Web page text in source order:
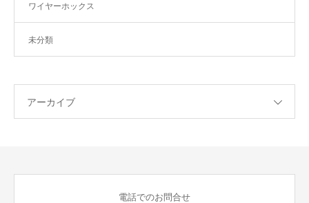
ワイヤーホックス
未分類
アーカイブ
電話でのお問合せ